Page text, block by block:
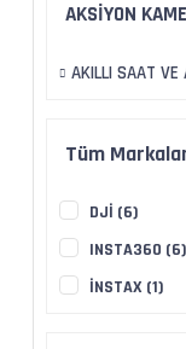
AKSİYON
AKILLI SAAT VE
Tüm
DJİ (6)
INSTA360 (6)
İNSTAX (1)